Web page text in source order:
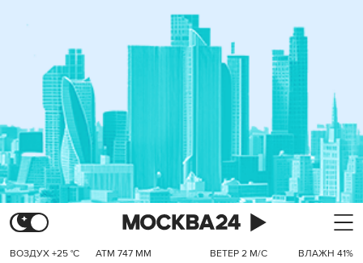
ВОЗДУХ +25 °C АТМ 747 ММ ВЕТЕР 2 М/С ВЛАЖН 41%